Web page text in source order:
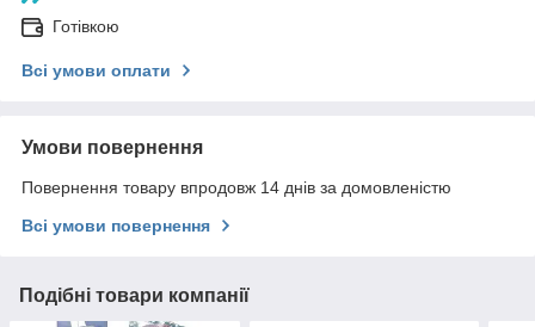
Готівкою
Всі умови оплати
Умови повернення
Повернення товару впродовж 14 днів за домовленістю
Всі умови повернення
Подібні товари компанії